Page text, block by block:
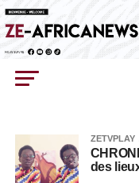
ZETVPLAY
des